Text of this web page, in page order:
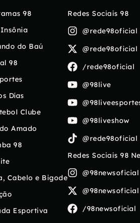
98
do Baú
98
Días
Clube
Amado
98
Cabelo e Bigode
Esportiva
Redes Sociais 98
@rede98oficial
@rede98oficial
/rede98oficial
@98live
@98liveshow
@rede98oficial
Redes Sociais 98
@98newsoficial
@98newsoficial
/98newsoficial